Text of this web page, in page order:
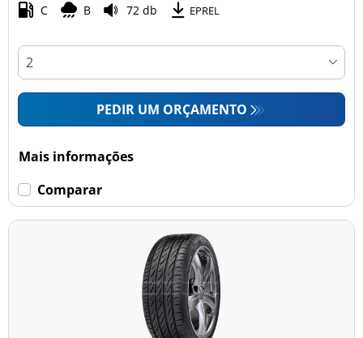
C B 72 db EPREL
PEDIR UM ORÇAMENTO
Mais informações
Comparar